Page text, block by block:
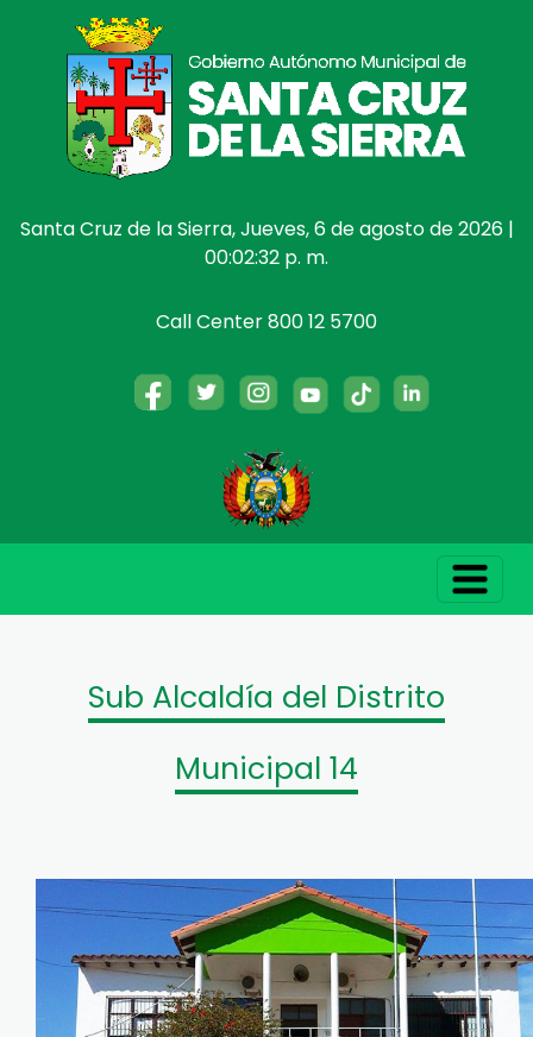
Santa Cruz de la Sierra, Jueves, 6 de agosto de 2026 |
00:02:33 p. m.
Call Center 800 12 5700
Sub Alcaldía del Distrito
Municipal 14